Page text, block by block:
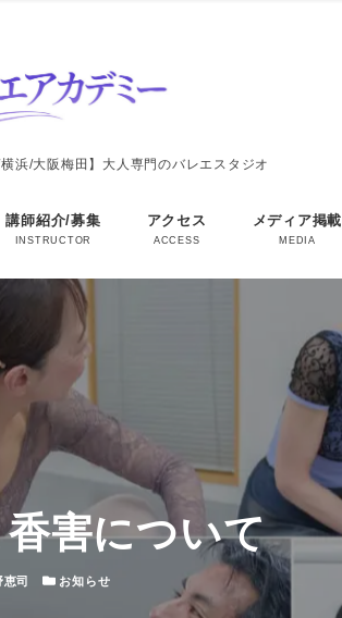
浜/大阪梅田】大人専門のバレエスタジオ
講師紹介/募集
INSTRUCTOR
アクセス
ACCESS
メディア掲載
MEDIA
害について
恵司
カ お知らせ